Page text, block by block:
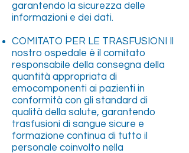
garantendo la sicurezza delle
informazioni e dei dati.
COMITATO PER LE TRASFUSIONI Il
nostro ospedale è il comitato
responsabile della consegna della
quantità appropriata di
emocomponenti ai pazienti in
conformità con gli standard di
qualità della salute, garantendo
trasfusioni di sangue sicure e
formazione continua di tutto il
personale coinvolto nella